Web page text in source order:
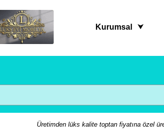
Kurumsal
Üretimden lüks kalite toptan fiyatına özel